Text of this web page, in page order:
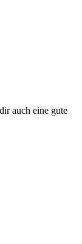
auch eine gute